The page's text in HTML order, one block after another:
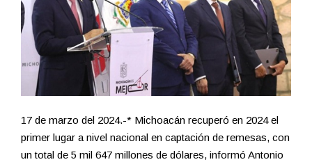
17 de marzo del 2024.-* Michoacán recuperó en 2024 el
primer lugar a nivel nacional en captación de remesas, con
un total de 5 mil 647 millones de dólares, informó Antonio